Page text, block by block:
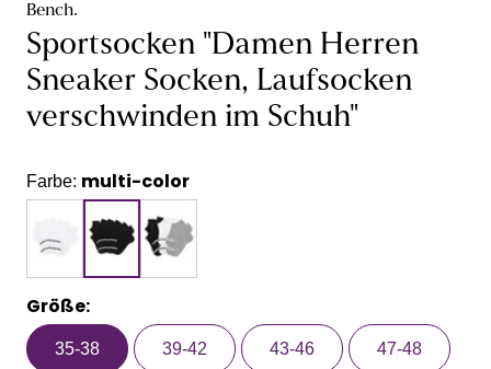
Bench.
Sportsocken "Damen Herren
Sneaker Socken, Laufsocken
verschwinden im Schuh"
Farbe: multi-color
Größe:
35-38 39-42 43-46 47-48